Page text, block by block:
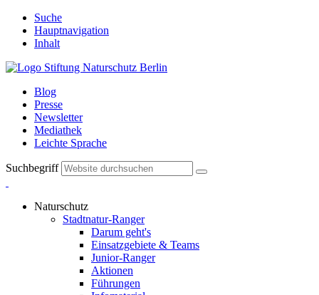
Suche
Hauptnavigation
Inhalt
Blog
Presse
Newsletter
Mediathek
Leichte Sprache
Suchbegriff
Naturschutz
Stadtnatur-Ranger
Darum geht's
Einsatzgebiete & Teams
Junior-Ranger
Aktionen
Führungen